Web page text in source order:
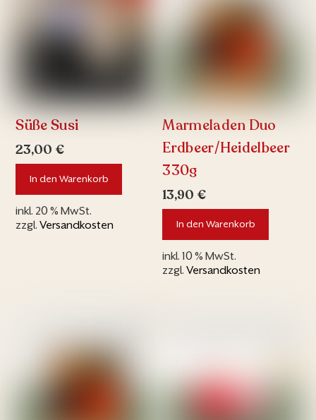
Süße Susi
23,00 €
In den Warenkorb
inkl. 20 % MwSt.
zzgl.Versandkosten
Marmeladen Duo
Erdbeer/Heidelbeer
330g
13,90 €
In den Warenkorb
inkl. 10 % MwSt.
zzgl.Versandkosten